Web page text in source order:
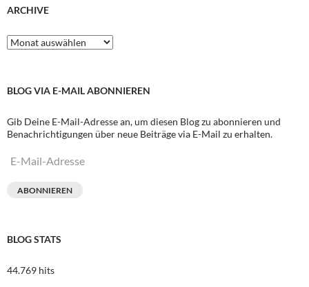
ARCHIVE
Archive
BLOG VIA E-MAIL ABONNIEREN
Gib Deine E-Mail-Adresse an, um diesen Blog zu abonnieren und
Benachrichtigungen über neue Beiträge via E-Mail zu erhalten.
E-
ABONNIEREN
BLOG STATS
44.769 hits